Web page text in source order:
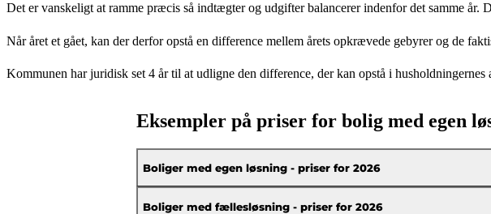
Det er vanskeligt at ramme præcis så indtægter og udgifter balancerer indenfor det samme år.
Når året et gået, kan der derfor opstå en difference mellem årets opkrævede gebyrer og de
Kommunen har juridisk set 4 år til at udligne den difference, der kan opstå i husholdningernes
Eksempler på priser for bolig med egen
Boliger med egen løsning - priser for 2026
Boliger med fællesløsning - priser for 2026